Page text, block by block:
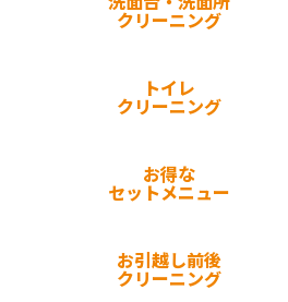
クリーニング
トイレ
クリーニング
お得な
セットメニュー
お引越し前後
クリーニング